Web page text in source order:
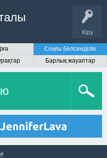
Кіру
Cоңғы белсенділік
Барлық жауаптар